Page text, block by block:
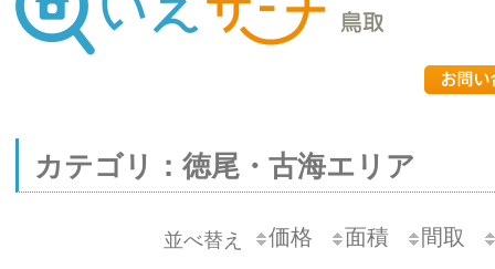
カテゴリ：徳尾・古海エリア
並べ替え 価格 面積 間取